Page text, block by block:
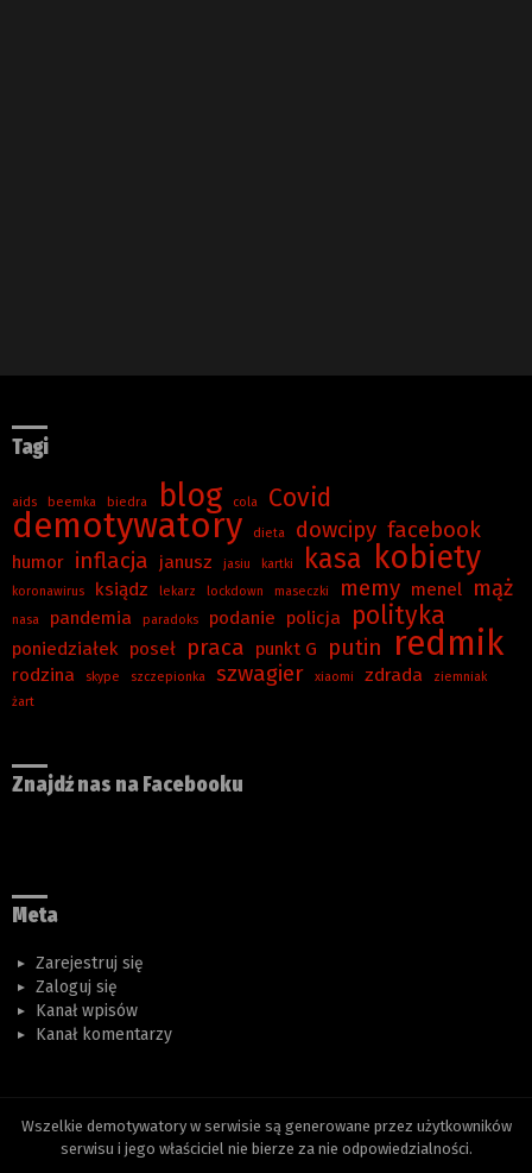
Tagi
aids beemka biedra blog cola Covid
demotywatory dieta dowcipy facebook
humor inflacja janusz jasiu kartki kasa kobiety
koronawirus ksiądz lekarz lockdown maseczki memy menel mąż
nasa pandemia paradoks podanie policja polityka
poniedziałek poseł praca punkt G putin redmik
rodzina skype szczepionka szwagier xiaomi zdrada
ziemniak
żart
Znajdź nas na Facebooku
Meta
Zarejestruj się
Zaloguj się
Kanał wpisów
Kanał komentarzy
Wszelkie demotywatory w serwisie są generowane przez użytkowników
serwisu i jego właściciel nie bierze za nie odpowiedzialności.